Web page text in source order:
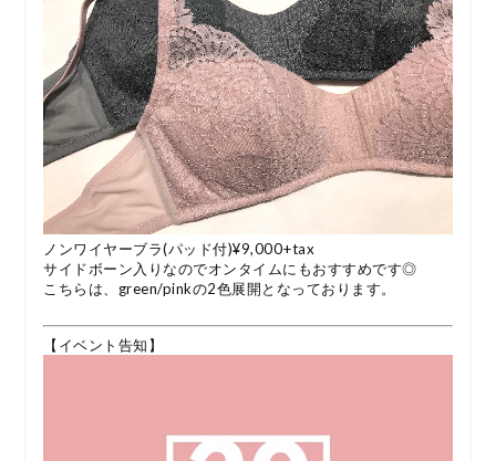
ノンワイヤーブラ(パッド付)¥9,000+tax
サイドボーン入りなのでオンタイムにもおすすめです◎
こちらは、green/pinkの2色展開となっております。
【イベント告知】